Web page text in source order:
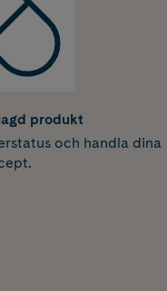
produkt
och handla dina